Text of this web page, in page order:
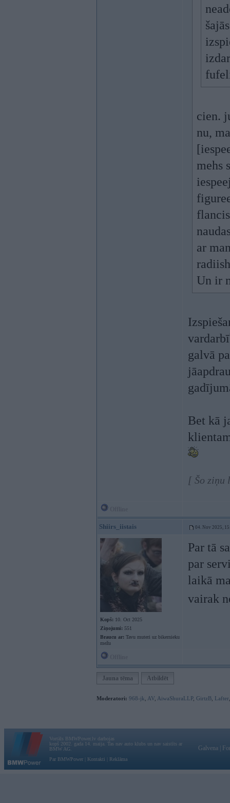
cien.
nu,
mehs
ar
Un ir
galvā
Bet kā
[ Šo ziņu
Shiirs_iistais 04. Nov 2025,
Kopš: 10. Oct 2025
Ziņojumi: 551
Braucu ar: Tavu muteri uz bikernieku
mežu
Par tā
par
laikā
vairak
Jauna tēma Atbildēt
Moderatori: 968-jk AV AiwaShuraLLP, GirtzB Lafter
Vortāls BMWPower.lv darbojas
kopš 2002. gada 14. maija. Tas nav auto klubs un nav saistīts ar
BMW AG.
Par BMWPower
Kontakti Reklāma
Galvena